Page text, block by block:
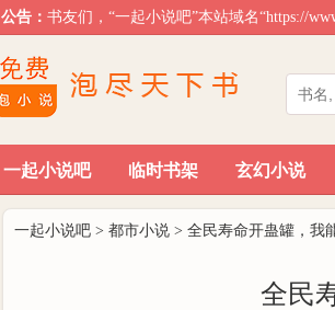
公告： 书友们，“一起小说吧”本站域名“https://
一起小说吧 临时书架 玄幻小说
排行榜单
一起小说吧 > 都市小说 > 全民寿命开蛊罐，我
全民